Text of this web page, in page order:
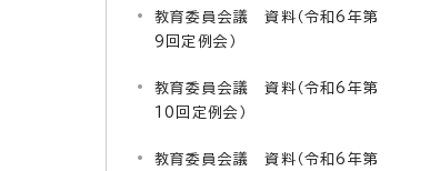
教育委員会議 資料（令和6年第
9回定例会）
教育委員会議 資料（令和6年第
10回定例会）
教育委員会議 資料（令和6年第